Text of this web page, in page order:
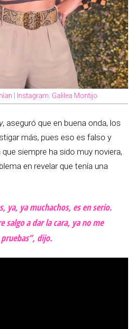
| Instagram: Galilea Montijo
, aseguró que en buena onda, los
más, pues eso es falso y
siempre ha sido muy noviera,
en revelar que tenía una
ya, ya muchachos, es en serio.
salgo a dar la cara, ya no me
dijo.